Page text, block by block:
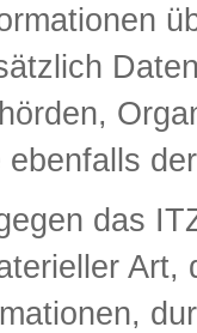
ebenfalls
das